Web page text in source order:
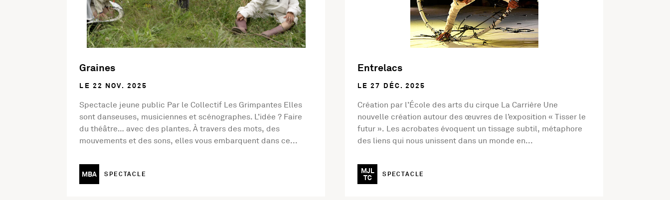
Graines
LE 22 NOV. 2025
Spectacle jeune public Par le Collectif Les Grimpantes Elles
sont danseuses, musiciennes et scénographes. L’idée ? Faire
du théâtre… avec des plantes. À travers des mots, des
mouvements et des sons, elles vous embarquent dans ce...
MBA SPECTACLE
Entrelacs
LE 27 DÉC. 2025
Création par l’École des arts du cirque La Carrière Une
nouvelle création autour des œuvres de l’exposition « Tisser le
futur ». Les acrobates évoquent un tissage subtil, métaphore
des liens qui nous unissent dans un monde en...
MJL
TC
SPECTACLE